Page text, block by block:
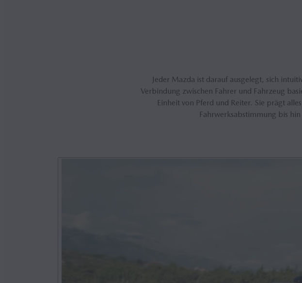
Jeder Mazda ist darauf ausgelegt, sich
Verbindung zwischen Fahrer und Fahrzeug
Einheit von Pferd und Reiter. Sie prägt
Fahrwerksabstimmung bis